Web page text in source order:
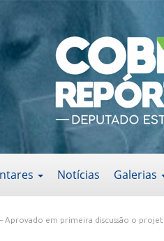
Notícias Galerias
– Aprovado em primeira discussão o